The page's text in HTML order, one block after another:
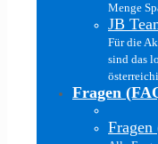
Menge
JB
Für die
sind das
Fragen